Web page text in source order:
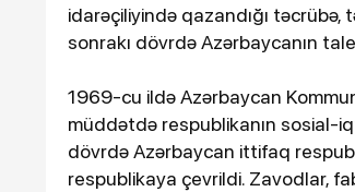
idarəçiliyində qazandığı
sonrakı dövrdə Azərbaycanın
1969-cu ildə Azərbaycan
müddətdə respublikanın sosial-
dövrdə Azərbaycan ittifaq
respublikaya çevrildi. Zavodlar,
3-08-2026, 10:34
59 nəfər
meyiti